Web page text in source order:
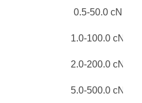
0.5-50.0 cN
1.0-100.0 cN
2.0-200.0 cN
5.0-500.0 cN